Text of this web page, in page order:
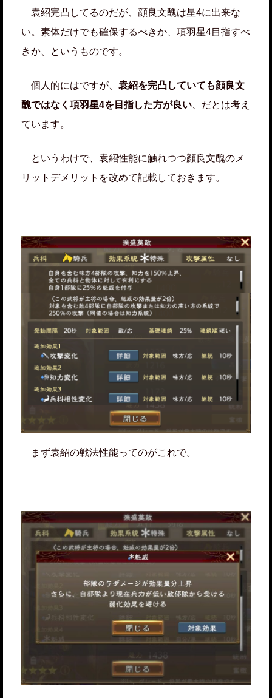
袁紹完凸してるのだが、顔良文醜は星4に出来な
い。素体だけでも確保するべきか、項羽星4目指すべ
きか、というものです。
個人的にはですが、 袁紹を完凸していても顔良文
醜ではなく項羽星4を目指した方が良い 、だとは考え
ています。
というわけで、袁紹性能に触れつつ顔良文醜のメ
リットデメリットを改めて記載しておきます。
まず袁紹の戦法性能ってのがこれで。